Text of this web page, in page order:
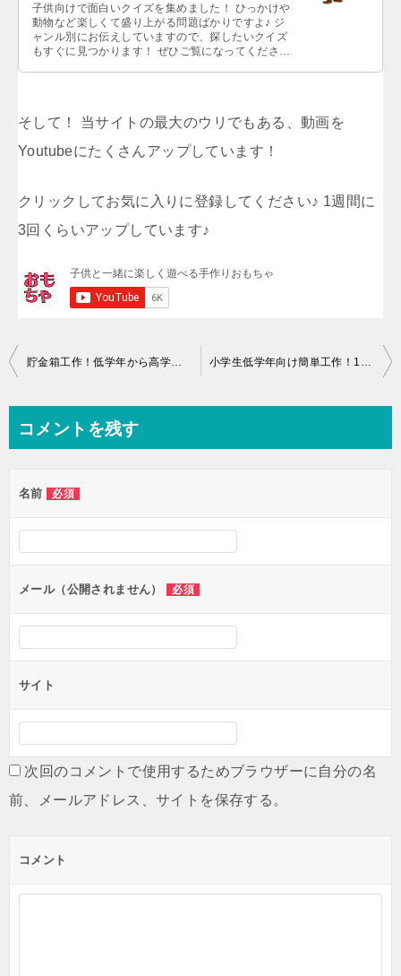
子供向けで面白いクイズを集めました！ ひっかけや
動物など楽しくて盛り上がる問題ばかりですよ♪ ジ
ャンル別にお伝えしていますので、探したいクイズ
もすぐに見つかります！ ぜひご覧になってください
そして！ 当サイトの最大のウリでもある、動画を
Youtubeにたくさんアップしています！
クリックしてお気に入りに登録してください♪ 1週間に
3回くらいアップしています♪
投
ビ
ー
シ
ョ
ン
コメントを残す
名前 必須
メール（公開されません） 必須
サイト
次回のコメントで使用するためブラウザーに自分の名
前、メールアドレス、サイトを保存する。
コメント